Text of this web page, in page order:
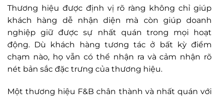
Thương hiệu được định vị rõ ràng không chỉ giúp
khách hàng dễ nhận diện mà còn giúp doanh
nghiệp giữ được sự nhất quán trong mọi hoạt
động. Dù khách hàng tương tác ở bất kỳ điểm
chạm nào, họ vẫn có thể nhận ra và cảm nhận rõ
nét bản sắc đặc trưng của thương hiệu.
Một thương hiệu F&B chân thành và nhất quán với